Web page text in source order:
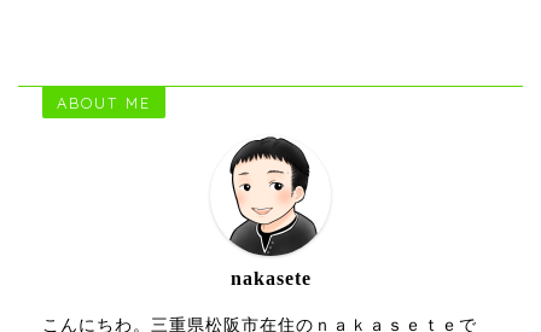
ABOUT ME
nakasete
こんにちわ。三重県松阪市在住のｎａｋａｓｅｔｅで